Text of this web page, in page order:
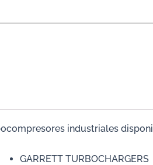
industriales
GARRETT TURBOCHARGERS